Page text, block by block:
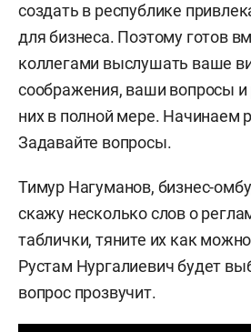
создать в республике
для бизнеса. Поэтому готов
коллегами выслушать ваше
соображения, ваши вопросы и
них в полной мере. Начинаем
Задавайте вопросы.
Тимур Нагуманов, бизнес-
скажу несколько слов о
таблички, тяните их как
Рустам Нургалиевич будет
вопрос прозвучит.